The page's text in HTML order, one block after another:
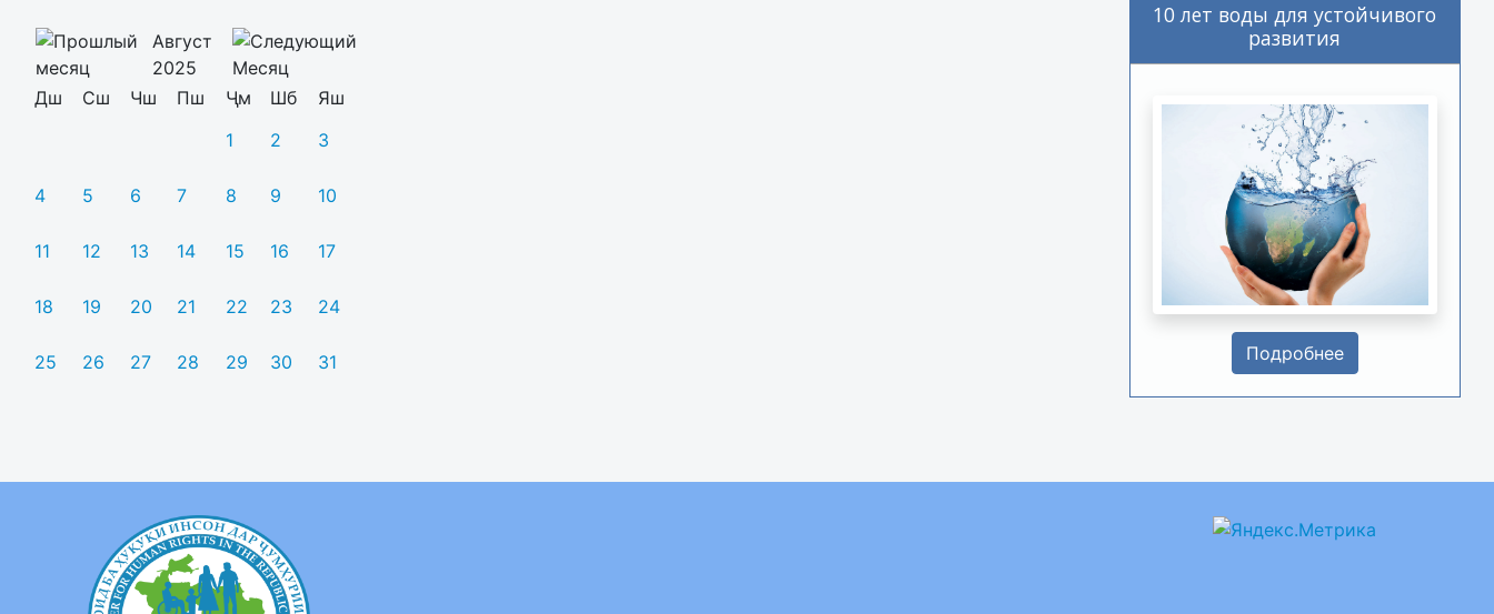
Август
2025
Дш
Сш Чш Пш Ҷм Шб
Яш
1
2 3
4 5 6 7 8 9 10
11 12 13 14 15 16 17
18 19 20 21 22 23 24
25 26 27 28 29 30 31
10 лет воды для устойчивого
развития
Подробнее